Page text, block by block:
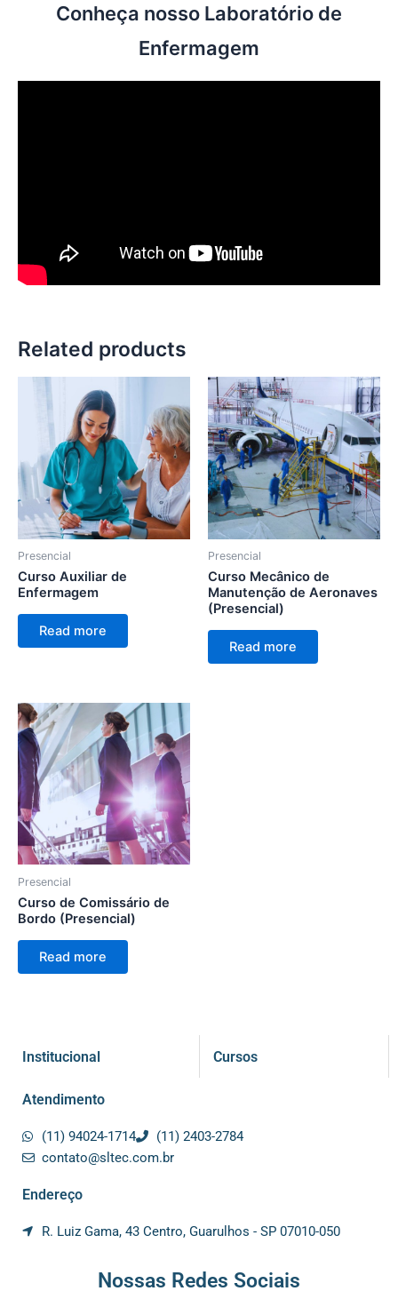
Conheça nosso Laboratório de
Enfermagem
Related products
Presencial
Curso Auxiliar de
Enfermagem
Read more
Presencial
Curso Mecânico de
Manutenção de Aeronaves
(Presencial)
Read more
Presencial
Curso de Comissário de
Bordo (Presencial)
Read more
Institucional Cursos
Atendimento
(11) 94024-1714
(11) 2403-2784
contato@sltec.com.br
Endereço
R. Luiz Gama, 43 Centro, Guarulhos - SP 07010-050
Nossas Redes Sociais